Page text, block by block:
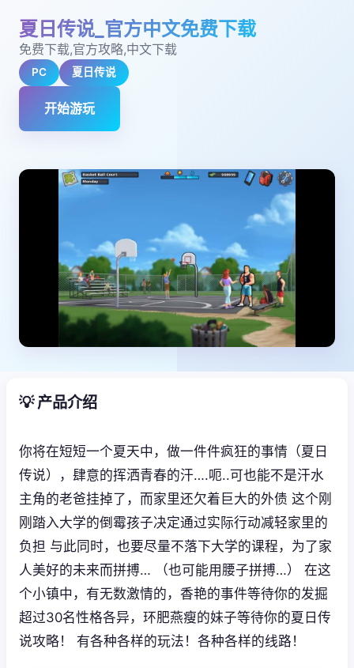
夏日传说_官方中文免费下载
免费下载,官方攻略,中文下载
PC 夏日传说
开始游玩
💡 产品介绍
你将在短短一个夏天中，做一件件疯狂的事情（夏日
传说），肆意的挥洒青春的汗….呃..可也能不是汗水
主角的老爸挂掉了，而家里还欠着巨大的外债 这个刚
刚踏入大学的倒霉孩子决定通过实际行动减轻家里的
负担 与此同时，也要尽量不落下大学的课程，为了家
人美好的未来而拼搏… （也可能用腰子拼搏…） 在这
个小镇中，有无数激情的，香艳的事件等待你的发掘
超过30名性格各异，环肥燕瘦的妹子等待你的夏日传
说攻略！ 有各种各样的玩法！各种各样的线路！